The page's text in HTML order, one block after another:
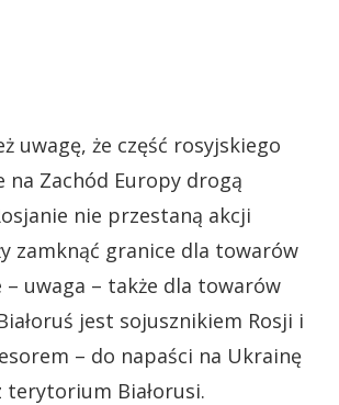
uwagę, że część rosyjskiego
Zachód Europy drogą
nie przestaną akcji
zamknąć granice dla towarów
– uwaga – także dla towarów
jest sojusznikiem Rosji i
– do napaści na Ukrainę
terytorium Białorusi.